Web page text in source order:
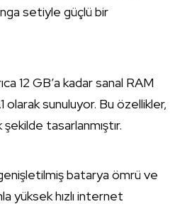
setiyle güçlü bir
12 GB’a kadar sanal RAM
olarak sunuluyor. Bu özellikler,
tasarlanmıştır.
batarya ömrü ve
yüksek hızlı internet